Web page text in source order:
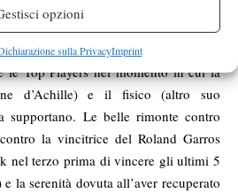
opzioni
sulla PrivacyImprint
una naturale propensione al gioco
sembra avere ancora tutte le carte
unagiocatrice di vertice
le Top Players nel momento in cui la
d’Achille) e il fisico (altro suo
supportano. Le belle rimonte contro
la vincitrice del Roland Garros
nel terzo prima di vincere gli ultimi 5
la serenità dovuta all’aver recuperato